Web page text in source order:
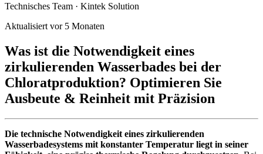
Technisches Team · Kintek Solution
Aktualisiert vor 5 Monaten
Was ist die Notwendigkeit eines
zirkulierenden Wasserbades bei der
Chloratproduktion? Optimieren Sie
Ausbeute & Reinheit mit Präzision
Die technische Notwendigkeit eines zirkulierenden
Wasserbadesystems mit konstanter Temperatur liegt in seiner